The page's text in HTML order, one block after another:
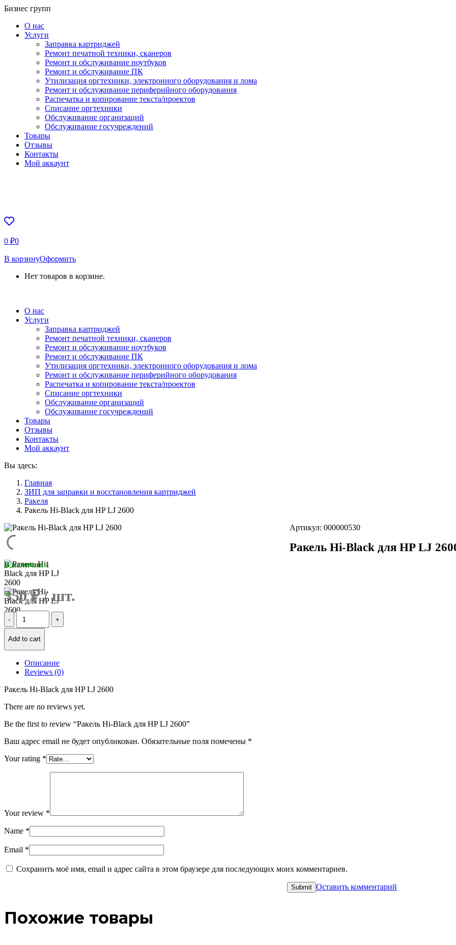
Перейти
содержанию
Бизнес групп
О нас
Услуги
Заправка картриджей
Ремонт печатной техники, сканеров
Ремонт и обслуживание ноутбуков
Ремонт и обслуживание ПК
Утилизация оргтехники, электронного оборудования и лома
Ремонт и обслуживание периферийного оборудования
Распечатка и копирование текста/проектов
Списание оргтехники
Обслуживание организаций
Обслуживание госучреждений
Товары
Отзывы
Контакты
Мой аккаунт
0 ₽0
В корзинуОформить
Нет товаров в корзине.
О нас
Услуги
Заправка картриджей
Ремонт печатной техники, сканеров
Ремонт и обслуживание ноутбуков
Ремонт и обслуживание ПК
Утилизация оргтехники, электронного оборудования и лома
Ремонт и обслуживание периферийного оборудования
Распечатка и копирование текста/проектов
Списание оргтехники
Обслуживание организаций
Обслуживание госучреждений
Товары
Отзывы
Контакты
Мой аккаунт
Вы здесь:
Главная
ЗИП для заправки и восстановления картриджей
Ракеля
Ракель Hi-Black для HP LJ 2600
Артикул: 000000530
Ракель Hi-Black для HP LJ
В наличии 1
350₽
Количество
Ракель
Black
для
Add to cart
Описание
Reviews (0)
Ракель Hi-Black для HP LJ 2600
There are no reviews yet.
Be the first to review “Ракель Hi-Black для HP LJ 2600”
Ваш адрес email не будет опубликован. Обязательные поля помечены *
Your rating *
Your review *
Name *
Email *
Сохранить моё имя, email и адрес сайта в этом браузере для последующих моих комментариев.
Оставить комментарий
Похожие товары